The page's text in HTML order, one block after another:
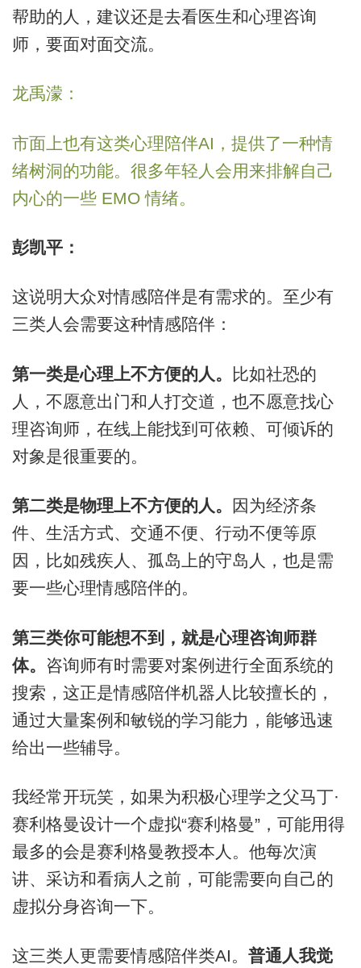
帮助的人，建议还是去看医生和心理咨询
师，要面对面交流。
龙禹濛：
市面上也有这类心理陪伴AI，提供了一种情
绪树洞的功能。很多年轻人会用来排解自己
内心的一些 EMO 情绪。
彭凯平：
这说明大众对情感陪伴是有需求的。至少有
三类人会需要这种情感陪伴：
第一类是心理上不方便的人。
比如社恐的
人，不愿意出门和人打交道，也不愿意找心
理咨询师，在线上能找到可依赖、可倾诉的
对象是很重要的。
第二类是物理上不方便的人。
因为经济条
件、生活方式、交通不便、行动不便等原
因，比如残疾人、孤岛上的守岛人，也是需
要一些心理情感陪伴的。
第三类你可能想不到，就是心理咨询师群
体。 咨询师有时需要对案例进行全面系统的
搜索，这正是情感陪伴机器人比较擅长的，
通过大量案例和敏锐的学习能力，能够迅速
给出一些辅导。
我经常开玩笑，如果为积极心理学之父马丁·
赛利格曼设计一个虚拟“赛利格曼”，可能用得
最多的会是赛利格曼教授本人。他每次演
讲、采访和看病人之前，可能需要向自己的
虚拟分身咨询一下。
这三类人更需要情感陪伴类AI。 普通人我觉